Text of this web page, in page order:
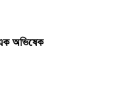
এক অভিষেক